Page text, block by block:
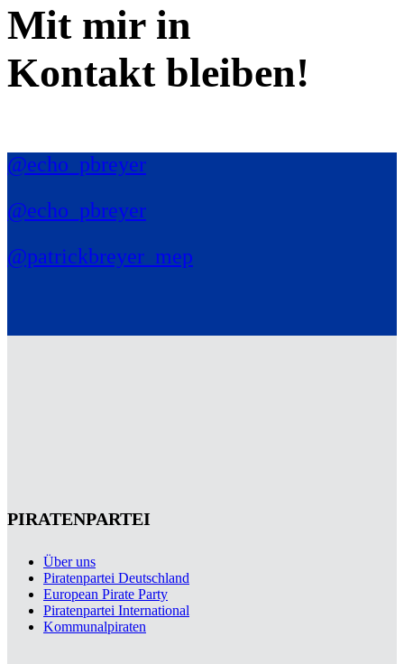
Mit mir in
Kontakt bleiben!
@echo_pbreyer
@echo_pbreyer
@patrickbreyer_mep
PIRATENPARTEI
Über uns
Piratenpartei Deutschland
European Pirate Party
Piratenpartei International
Kommunalpiraten